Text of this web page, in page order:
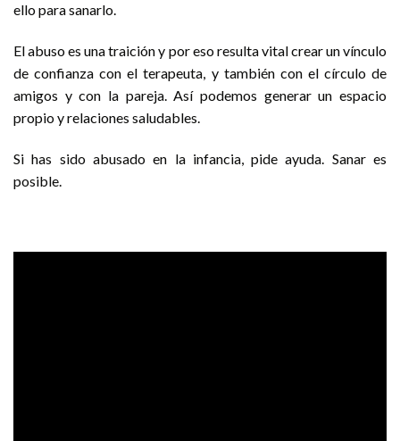
ello para sanarlo.
El abuso es una traición y por eso resulta vital crear un vínculo
de confianza con el terapeuta, y también con el círculo de
amigos y con la pareja. Así podemos generar un espacio
propio y relaciones saludables.
Si has sido abusado en la infancia, pide ayuda. Sanar es
posible.